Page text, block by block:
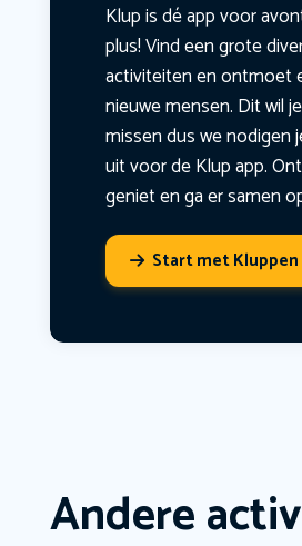
Klup is dé app voor
plus! Vind een grote
activiteiten en ontmoet
nieuwe mensen. Dit wil
missen dus we nodigen
uit voor de Klup app.
geniet en ga er samen
Start met Kluppen
Andere